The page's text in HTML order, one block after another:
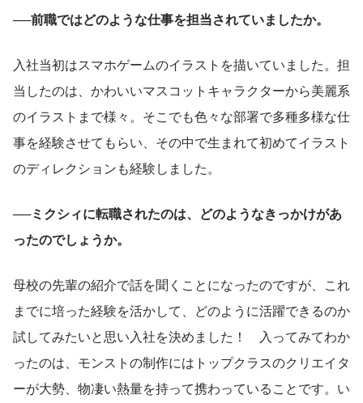
──前職ではどのような仕事を担当されていましたか。
入社当初はスマホゲームのイラストを描いていました。担
当したのは、かわいいマスコットキャラクターから美麗系
のイラストまで様々。そこでも色々な部署で多種多様な仕
事を経験させてもらい、その中で生まれて初めてイラスト
のディレクションも経験しました。
──ミクシィに転職されたのは、どのようなきっかけがあ
ったのでしょうか。
母校の先輩の紹介で話を聞くことになったのですが、これ
までに培った経験を活かして、どのように活躍できるのか
試してみたいと思い入社を決めました！　入ってみてわか
ったのは、モンストの制作にはトップクラスのクリエイタ
ーが大勢、物凄い熱量を持って携わっていることです。い